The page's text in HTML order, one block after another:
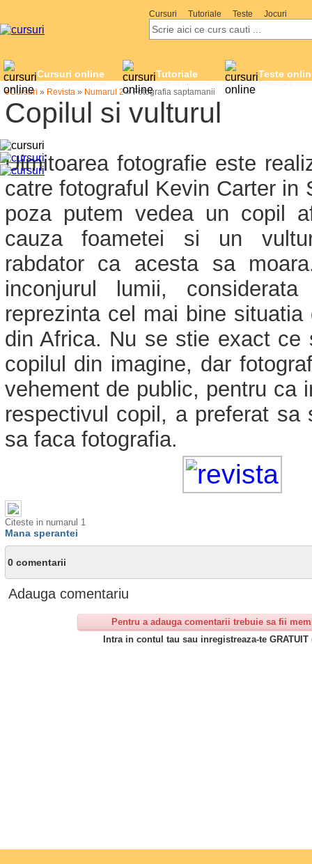
Cursuri Tutoriale Teste Jocuri
Cursuri online
Cursuri online gratuite
Tutoriale
Cum sa faci orice
Teste
Testeaza-ti
eCursuri » Revista» Numarul 2» Fotografia saptamanii
Copilul si vulturul
Uimitoarea fotografie este
catre fotograful Kevin Carter in
poza putem vedea un copil
cauza foametei si un
rabdator ca acesta sa
inconjurul lumii,
reprezinta cel mai bine
din Africa. Nu se stie exact ce
copilul din imagine, dar
vehement de public, pentru ca
respectivul copil, a preferat sa
sa faca fotografia.
Citeste in numarul 1
Mana sperantei
0 comentarii
Adauga comentariu
Pentru a adauga comentarii trebuie sa fii
Intra in contul tau sau inregistreaza-te GRATUIT